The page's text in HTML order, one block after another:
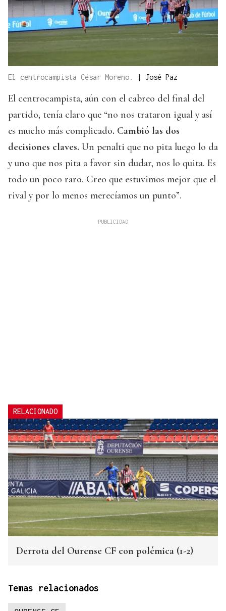
El centrocampista César Moreno. | José Paz
El centrocampista, aún con el cabreo del final del
partido, tenía claro que “no nos trataron igual y así
es mucho más complicado. Cambió las dos
decisiones claves. Un penalti que no pita luego lo da
y uno que nos pita a favor sin dudar, nos lo quita. Es
todo un poco raro. Creo que estuvimos mejor que el
rival y por lo menos merecíamos un punto”.
RELACIONADO
Derrota del Ourense CF con polémica (1-2)
Temas relacionados